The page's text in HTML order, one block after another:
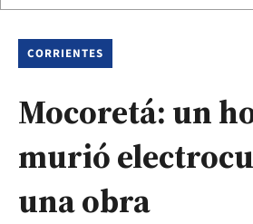
CORRIENTES
Mocoretá: un
murió
una obra